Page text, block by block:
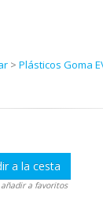
> Plásticos Goma
a la cesta
añadir a favoritos